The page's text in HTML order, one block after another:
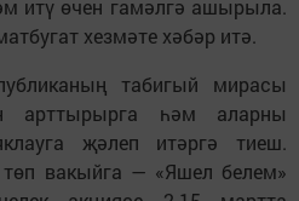
итү өчен гамәлгә ашырыла.
хезмәте хәбәр итә.
табигый мирасы
арттырырга һәм аларны
җәлеп итәргә тиеш.
вакыйга — «Яшел белем»